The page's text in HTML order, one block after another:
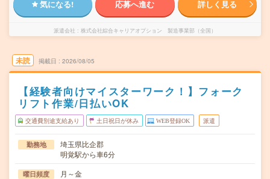
気になる! 応募へ進む 詳しく見る
派遣会社 株式会社綜合キャリアオプション 製造事業部（全国）
未読 掲載日 2026/08/05
【経験者向けマイスターワーク！】フォーク
リフト作業/日払いOK
交通費別途支給あり 土日祝日が休み WEB登録OK 派遣
勤務地
埼玉県比企郡
明覚駅から車6分
曜日頻度 月～金